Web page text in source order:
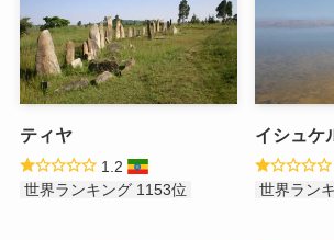
ティヤ
1.2
世界ランキング 1153位
イシュケ
世界ラン